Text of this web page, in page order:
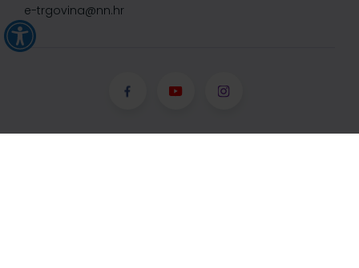
e-trgovina@nn.hr